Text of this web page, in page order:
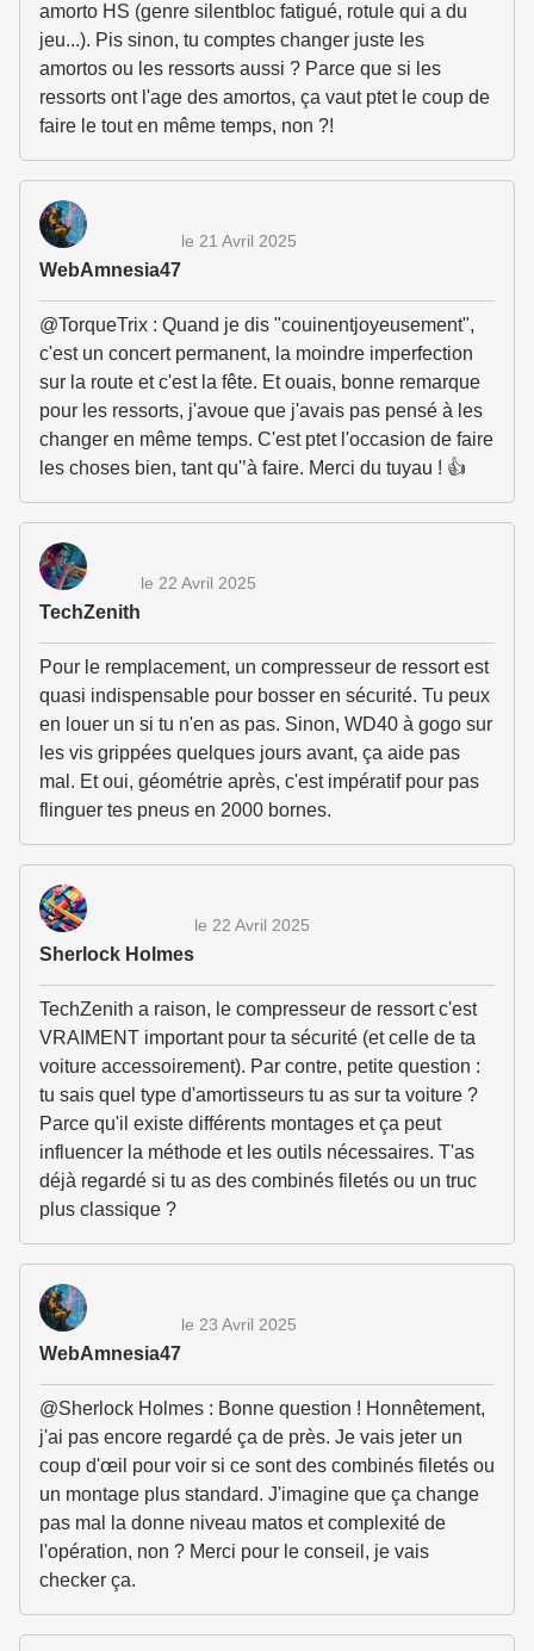
amorto HS (genre silentbloc fatigué, rotule qui a du
jeu...). Pis sinon, tu comptes changer juste les
amortos ou les ressorts aussi ? Parce que si les
ressorts ont l'age des amortos, ça vaut ptet le coup de
faire le tout en même temps, non ?!
WebAmnesia47
le 21 Avril 2025
@TorqueTrix : Quand je dis "couinentjoyeusement",
c'est un concert permanent, la moindre imperfection
sur la route et c'est la fête. Et ouais, bonne remarque
pour les ressorts, j'avoue que j'avais pas pensé à les
changer en même temps. C'est ptet l'occasion de faire
les choses bien, tant qu'’à faire. Merci du tuyau ! 👍
TechZenith
le 22 Avril 2025
Pour le remplacement, un compresseur de ressort est
quasi indispensable pour bosser en sécurité. Tu peux
en louer un si tu n'en as pas. Sinon, WD40 à gogo sur
les vis grippées quelques jours avant, ça aide pas
mal. Et oui, géométrie après, c'est impératif pour pas
flinguer tes pneus en 2000 bornes.
Sherlock Holmes
le 22 Avril 2025
TechZenith a raison, le compresseur de ressort c'est
VRAIMENT important pour ta sécurité (et celle de ta
voiture accessoirement). Par contre, petite question :
tu sais quel type d'amortisseurs tu as sur ta voiture ?
Parce qu'il existe différents montages et ça peut
influencer la méthode et les outils nécessaires. T'as
déjà regardé si tu as des combinés filetés ou un truc
plus classique ?
WebAmnesia47
le 23 Avril 2025
@Sherlock Holmes : Bonne question ! Honnêtement,
j'ai pas encore regardé ça de près. Je vais jeter un
coup d'œil pour voir si ce sont des combinés filetés ou
un montage plus standard. J'imagine que ça change
pas mal la donne niveau matos et complexité de
l'opération, non ? Merci pour le conseil, je vais
checker ça.